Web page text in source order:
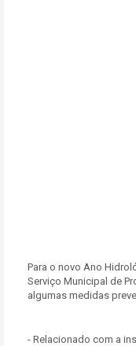
Para o novo Ano
Serviço Municipal de
algumas medidas
- Relacionado com a